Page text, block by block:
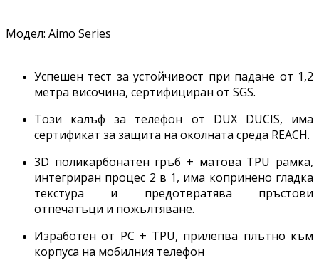
Модел: Aimo Series
Успешен тест за устойчивост при падане от 1,2
метра височина, сертифициран от SGS.
Този калъф за телефон от DUX DUCIS, има
сертификат за защита на околната среда REACH.
3D поликарбонатен гръб + матова TPU рамка,
интегриран процес 2 в 1, има копринено гладка
текстура и предотвратява пръстови
отпечатъци и пожълтяване.
Изработен от PC + TPU, прилепва плътно към
корпуса на мобилния телефон